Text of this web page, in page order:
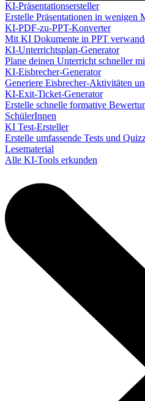
KI-Präsentationsersteller
Erstelle Präsentationen in wenigen
KI-PDF-zu-PPT-Konverter
Mit KI Dokumente in PPT
KI-Unterrichtsplan-Generator
Plane deinen Unterricht schneller
KI-Eisbrecher-Generator
Generiere Eisbrecher-Aktivitäten
KI-Exit-Ticket-Generator
Erstelle schnelle formative
SchülerInnen
KI Test-Ersteller
Erstelle umfassende Tests und
Lesematerial
Alle KI-Tools erkunden